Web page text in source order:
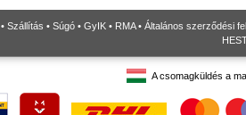
• Szállítás • Súgó • GyIK • RMA• Általános szerződési
A csomagküldés a